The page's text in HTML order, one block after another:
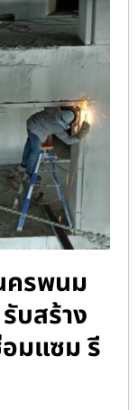
ครพนม
บสร้าง
มแซม รี